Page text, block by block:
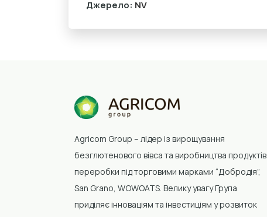
Джерело: NV
Agricom Group – лідер із вирощування
безглютенового вівса та виробництва продуктів
переробки під торговими марками “Добродія”,
San Grano, WOWOATS. Велику увагу Група
приділяє інноваціям та інвестиціям у розвиток